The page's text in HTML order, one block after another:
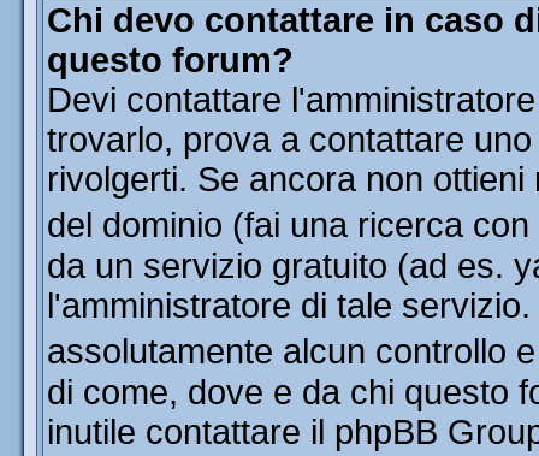
Chi devo contattare in caso
questo forum?
Devi contattare
trovarlo, prova a contattare
rivolgerti. Se ancora non
del dominio (fai una ricerca
da un servizio gratuito (ad es.
l'amministratore di tale
assolutamente alcun controllo
di come, dove e da chi questo
inutile contattare il phpBB